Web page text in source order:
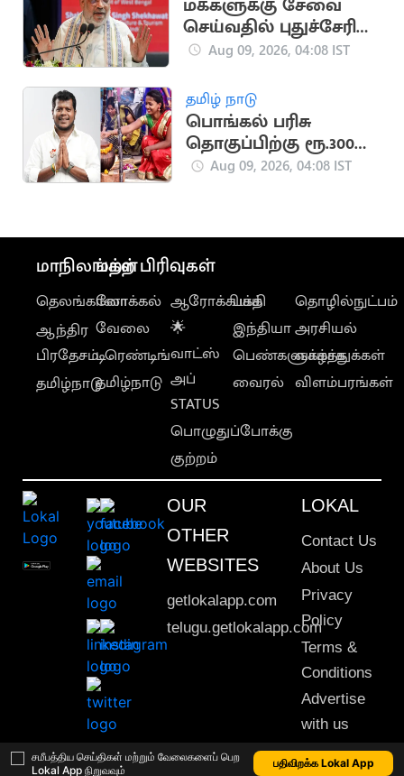
சமீபத்திய செய்திகள் மற்றும் வேலைகளைப் பெற
Lokal App நிறுவவும்
பதிவிறக்க Lokal App
மக்களுக்கு சேவை
செய்வதில் புதுச்சேரி
காவல்துறை முதலிடம்:
Aug 09, 2026, 04:08 IST
தமிழ் நாடு
பொங்கல் பரிசு
தொகுப்பிற்கு ரூ.300
கோடி ஒதுக்கீடு:
Aug 09, 2026, 04:08 IST
மாநிலங்கள்
தெலங்கானா
ஆந்திர
பிரதேசம்
தமிழ்நாடு
மற்ற பிரிவுகள்
லோக்கல்
வேலை
டிரெண்டிங்
தமிழ்நாடு
ஆரோக்கியம்
🌟
வாட்ஸ்
அப்
STATUS
பொழுதுப்போக்கு
குற்றம்
பக்தி
இந்தியா
பெண்களுக்காக
வைரல்
தொழில்நுட்பம்
அரசியல்
வாழ்த்துக்கள்
விளம்பரங்கள்
OUR
OTHER
WEBSITES
getlokalapp.com
telugu.getlokalapp.com
LOKAL
Contact Us
About Us
Privacy
Policy
Terms &
Conditions
Advertise
with us
Sitemap
This material may not be published, transmitted, rewritten or redistributed. © 2020 Lokal App. All rights reserved.